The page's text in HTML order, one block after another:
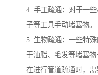
4. 手工疏通：对于一
子等工具手动堵塞物。
5. 生物疏通：一些特
于油脂、毛发等堵塞物
在进行管道疏通时，